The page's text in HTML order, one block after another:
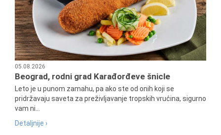
05.08.2026
Beograd, rodni grad Karađorđeve šnicle
Leto je u punom zamahu, pa ako ste od onih koji se
pridržavaju saveta za preživljavanje tropskih vrućina, sigurno
vam ni...
Detaljnije ›